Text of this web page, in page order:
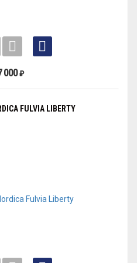
000₽
FULVIA LIBERTY